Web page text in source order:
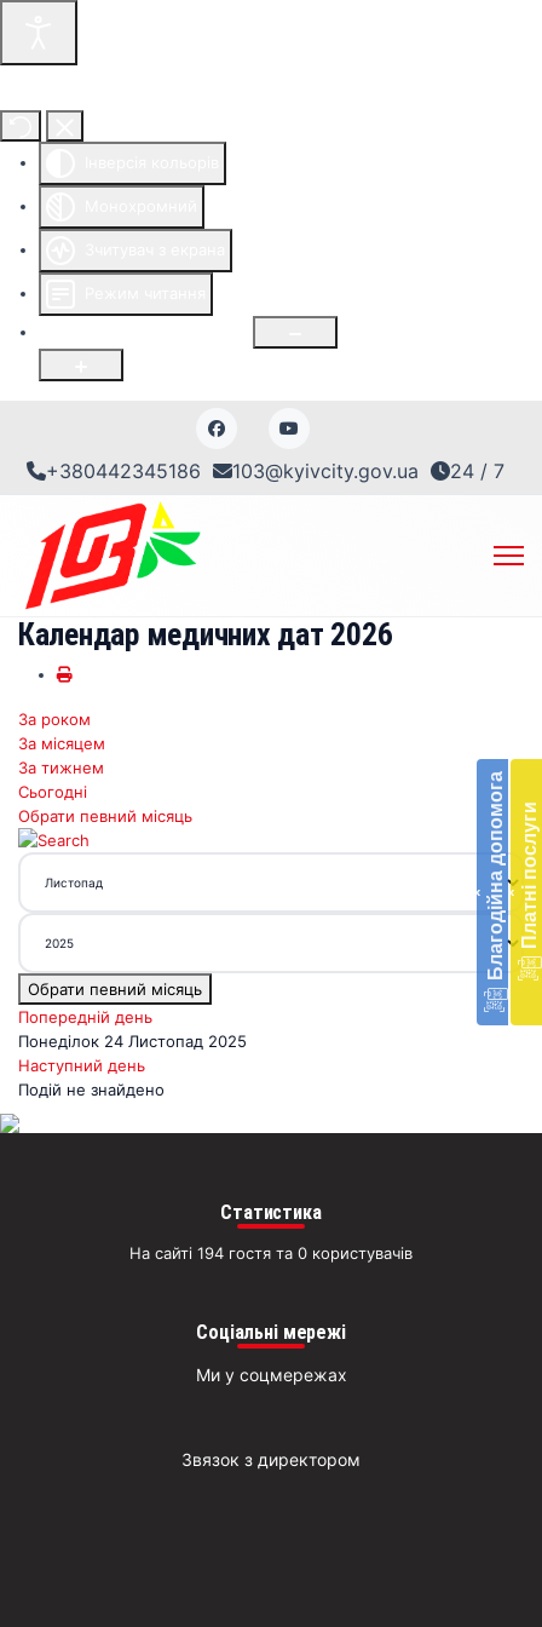
+380442345186 103@kyivcity.gov.ua 24 / 7
‹ Благодійна допомогав
‹ Платні послуги
Календар медичних дат 2026
За роком
За місяцем
За тижнем
Сьогодні
Обрати певний місяць
Обрати певний місяць
Попередній день
Понеділок 24 Листопад 2025
Наступний день
Подій не знайдено
Статистика
На сайті 194 гостя та 0 користувачів
Соціальні мережі
Ми у соцмережах
Звязок з директором